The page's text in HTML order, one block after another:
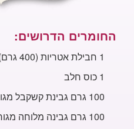
החומרים הדרושים:
1 חבילת
אטריות (400 גרם)
1 כוס חלב
100 גרם גבינת קשקבל
100 גרם גבינה מלוחה מגורדת